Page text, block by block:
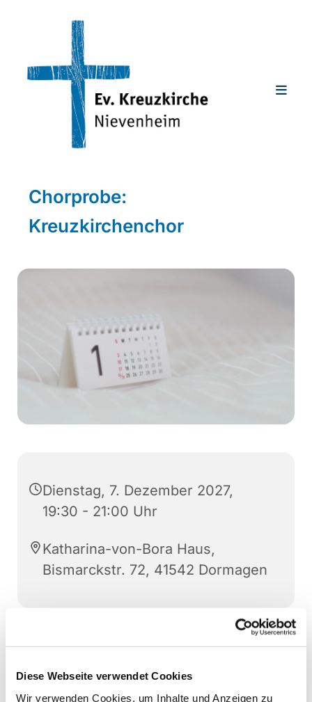
Diese Webseite verwendet Cookies
Wir verwenden Cookies, um Inhalte und Anzeigen zu
Chorprobe:
Kreuzkirchenchor
Dienstag, 7. Dezember 2027,
19:30 - 21:00 Uhr
Katharina-von-Bora Haus,
Bismarckstr. 72, 41542 Dormagen